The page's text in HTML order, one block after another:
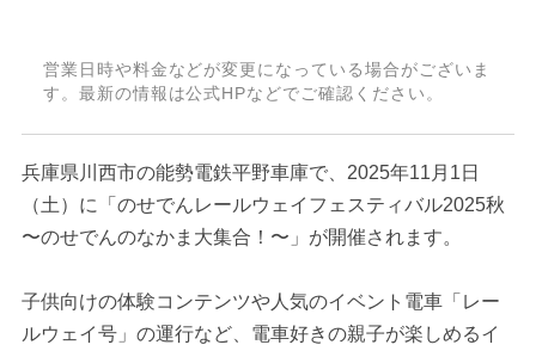
営業日時や料金などが変更になっている場合がございま
す。最新の情報は公式HPなどでご確認ください。
兵庫県川西市の能勢電鉄平野車庫で、2025年11月1日
（土）に「のせでんレールウェイフェスティバル2025秋
〜のせでんのなかま大集合！〜」が開催されます。
子供向けの体験コンテンツや人気のイベント電車「レー
ルウェイ号」の運行など、電車好きの親子が楽しめるイ